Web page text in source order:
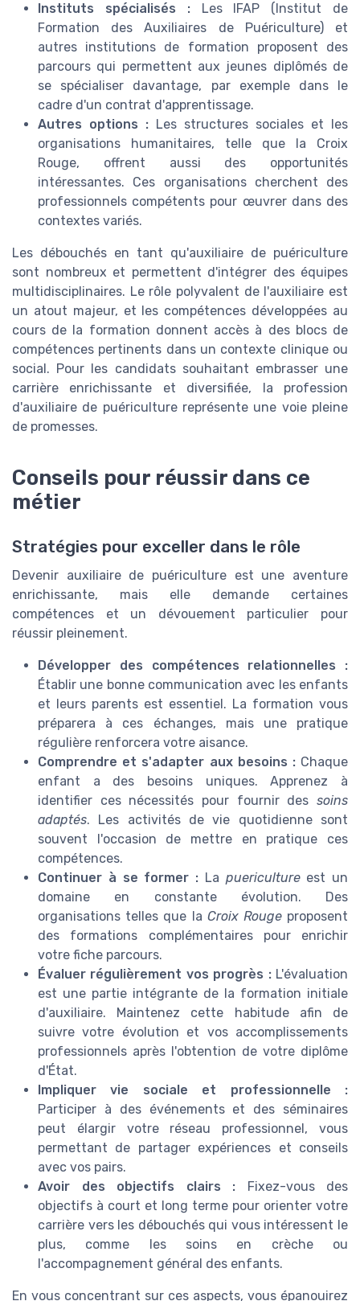
Instituts spécialisés : Les IFAP (Institut de
Formation des Auxiliaires de Puériculture) et
autres institutions de formation proposent des
parcours qui permettent aux jeunes diplômés de
se spécialiser davantage, par exemple dans le
cadre d'un contrat d'apprentissage.
Autres options : Les structures sociales et les
organisations humanitaires, telle que la Croix
Rouge, offrent aussi des opportunités
intéressantes. Ces organisations cherchent des
professionnels compétents pour œuvrer dans des
contextes variés.
Les débouchés en tant qu'auxiliaire de puériculture
sont nombreux et permettent d'intégrer des équipes
multidisciplinaires. Le rôle polyvalent de l'auxiliaire est
un atout majeur, et les compétences développées au
cours de la formation donnent accès à des blocs de
compétences pertinents dans un contexte clinique ou
social. Pour les candidats souhaitant embrasser une
carrière enrichissante et diversifiée, la profession
d'auxiliaire de puériculture représente une voie pleine
de promesses.
Conseils pour réussir dans ce
métier
Stratégies pour exceller dans le rôle
Devenir auxiliaire de puériculture est une aventure
enrichissante, mais elle demande certaines
compétences et un dévouement particulier pour
réussir pleinement.
Développer des compétences relationnelles :
Établir une bonne communication avec les enfants
et leurs parents est essentiel. La formation vous
préparera à ces échanges, mais une pratique
régulière renforcera votre aisance.
Comprendre et s'adapter aux besoins :Chaque
enfant a des besoins uniques. Apprenez à
identifier ces nécessités pour fournir des soins
adaptés. Les activités de vie quotidienne sont
souvent l'occasion de mettre en pratique ces
compétences.
Continuer à se former : La puericultureest un
domaine en constante évolution. Des
organisations telles que la Croix Rougeproposent
des formations complémentaires pour enrichir
votre fiche parcours.
Évaluer régulièrement vos progrès :L'évaluation
est une partie intégrante de la formation initiale
d'auxiliaire. Maintenez cette habitude afin de
suivre votre évolution et vos accomplissements
professionnels après l'obtention de votre diplôme
d'État.
Impliquer vie sociale et professionnelle :
Participer à des événements et des séminaires
peut élargir votre réseau professionnel, vous
permettant de partager expériences et conseils
avec vos pairs.
Avoir des objectifs clairs : Fixez-vous des
objectifs à court et long terme pour orienter votre
carrière vers les débouchés qui vous intéressent le
plus, comme les soins en crèche ou
l'accompagnement général des enfants.
En vous concentrant sur ces aspects, vous épanouirez